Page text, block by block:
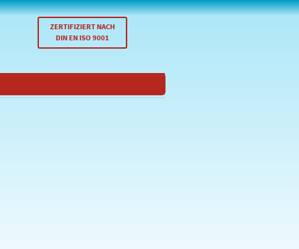
ZERTIFIZIERT NACH
DIN EN ISO 9001